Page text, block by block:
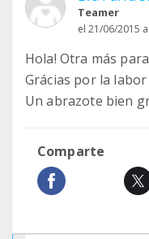
Teamer
el 21/06/2015
Hola! Otra más
Grácias por la labor
Un abrazote bien
Comparte